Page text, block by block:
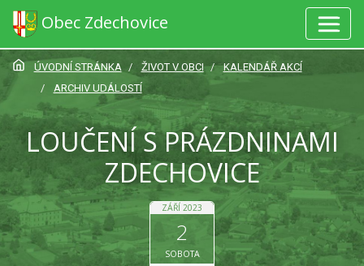
Obec Zdechovice
ÚVODNÍ STRÁNKA ŽIVOT V OBCI
KALENDÁŘ AKCÍ
ARCHIV UDÁLOSTÍ
LOUČENÍ S PRÁZDNINAMI
ZDECHOVICE
ZÁŘÍ 2023
2
SOBOTA